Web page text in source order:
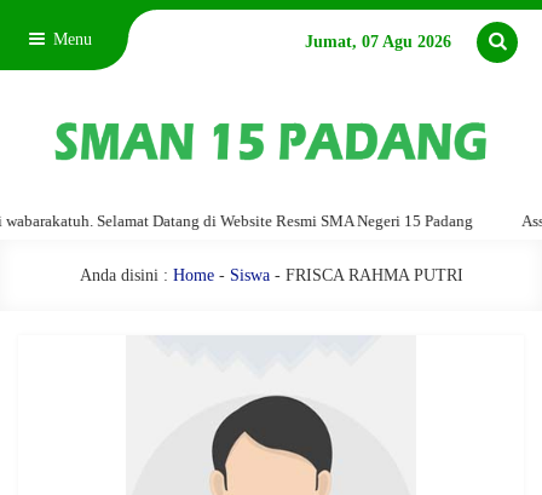
Menu Jumat, 07 Agu 2026
Selamat Datang di Website Resmi SMA Negeri 15 Padang
Anda disini : Home- Siswa- FRISCA RAHMA PUTRI